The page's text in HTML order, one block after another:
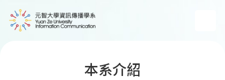
本系介紹